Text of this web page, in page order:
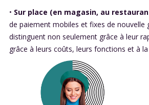
• Sur place (en magasin, au
de paiement mobiles et fixes de nouvelle
distinguent non seulement grâce à leur
grâce à leurs coûts, leurs fonctions et à